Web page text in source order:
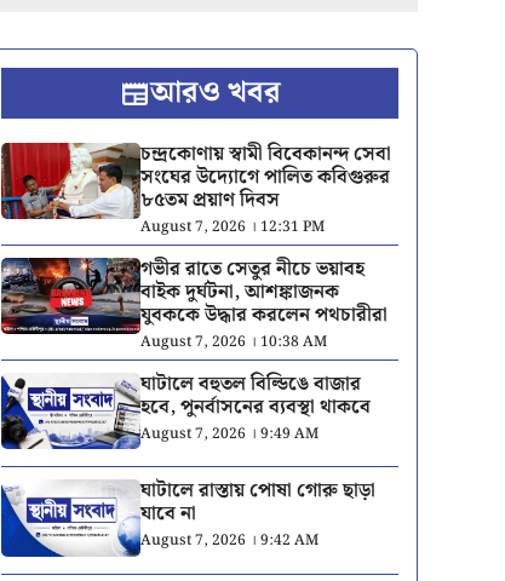
আরও খবর
চন্দ্রকোণায় স্বামী বিবেকানন্দ সেবা
সংঘের উদ্যোগে পালিত কবিগুরুর
৮৫তম প্রয়াণ দিবস
August 7, 2026 । 12:31 PM
গভীর রাতে সেতুর নীচে ভয়াবহ
বাইক দুর্ঘটনা, আশঙ্কাজনক
যুবককে উদ্ধার করলেন পথচারীরা
August 7, 2026 । 10:38 AM
ঘাটালে বহুতল বিল্ডিঙে বাজার
হবে, পুনর্বাসনের ব্যবস্থা থাকবে
August 7, 2026 । 9:49 AM
ঘাটালে রাস্তায় পোষা গোরু ছাড়া
যাবে না
August 7, 2026 । 9:42 AM